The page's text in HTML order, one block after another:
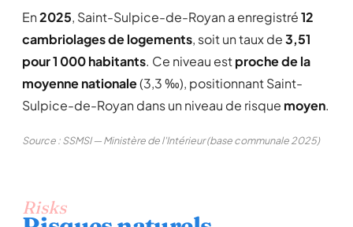
En2025, Saint-Sulpice-de-Royan a enregistré12
cambriolages de logements, soit un taux de3,51
pour 1 000 habitants. Ce niveau estproche de la
moyenne nationale(3,3 ‰), positionnant Saint-
Sulpice-de-Royan dans un niveau de risque moyen.
Source : SSMSI — Ministère de l'Intérieur (base communale 2025)
Risks